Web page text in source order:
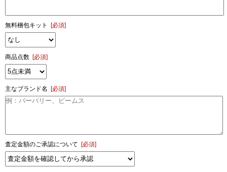
無料梱包キット [必須]
商品点数 [必須]
主なブランド名 [必須]
査定金額のご承認について [必須]